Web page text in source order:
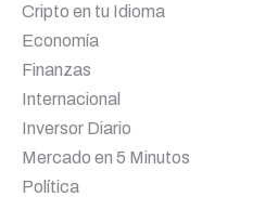
Cripto en tu Idioma
Economía
Finanzas
Internacional
Inversor Diario
Mercado en 5 Minutos
Política